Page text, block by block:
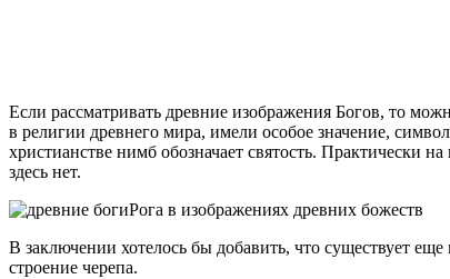
Если рассматривать древние изображения Богов, то
в религии древнего мира, имели особое значение,
христианстве нимб обозначает святость. Практически
здесь нет.
Рога в изображениях древних божеств
В заключении хотелось бы добавить, что существует
строение черепа.